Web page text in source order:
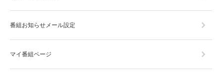
番組お知らせメール設定
マイ番組ページ